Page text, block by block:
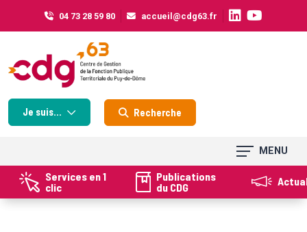
04 73 28 59 80 accueil@cdg63.fr
Je suis... Recherche
MENU
Services en 1
clic
Publications
du CDG
Cookies management panel